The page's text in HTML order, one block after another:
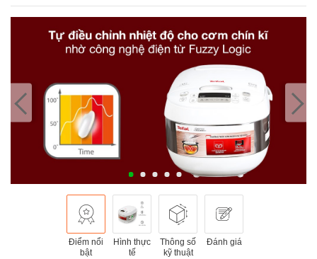
Điểm nổi
bật
Hình thực
tế
Thông số
kỹ thuật
Đánh giá